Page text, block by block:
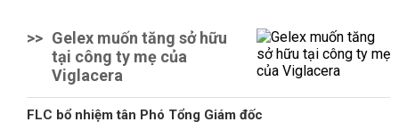
>> Gelex muốn tăng sở hữu
tại công ty mẹ của
Viglacera
FLC bổ nhiệm tân Phó Tổng Giám đốc